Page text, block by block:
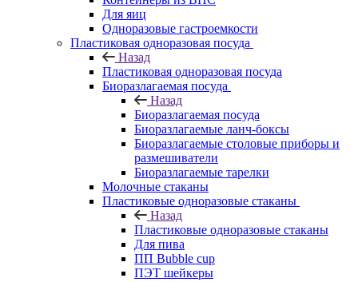
Для яиц
Одноразовые гастроемкости
Пластиковая одноразовая посуда
Назад
Пластиковая одноразовая посуда
Биоразлагаемая посуда
Назад
Биоразлагаемая посуда
Биоразлагаемые ланч-боксы
Биоразлагаемые столовые приборы и
размешиватели
Биоразлагаемые тарелки
Молочные стаканы
Пластиковые одноразовые стаканы
Назад
Пластиковые одноразовые стаканы
Для пива
ПП Bubble cup
ПЭТ шейкеры